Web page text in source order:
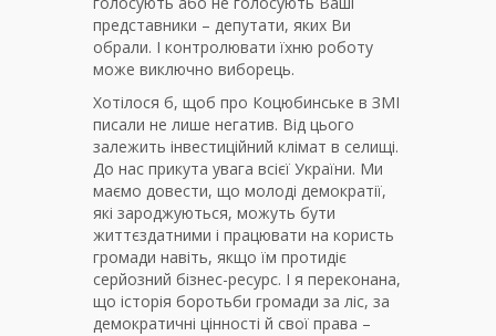
представники – депутати, яких Ви
обрали. І контролювати їхню роботу
може виключно виборець.
Хотілося б, щоб про Коцюбинське в ЗМІ
писали не лише негатив. Від цього
залежить інвестиційний клімат в селищі.
До нас прикута увага всієї України. Ми
маємо довести, що молоді демократії,
які зароджуються, можуть бути
життєздатними і працювати на користь
громади навіть, якщо їм протидіє
серйозний бізнес-ресурс. І я переконана,
що історія боротьби громади за ліс, за
демократичні цінності й свої права –